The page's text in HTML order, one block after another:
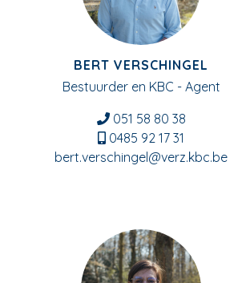
BERT VERSCHINGEL
Bestuurder en KBC - Agent
051 58 80 38
0485 92 17 31
bert.verschingel@verz.kbc.be